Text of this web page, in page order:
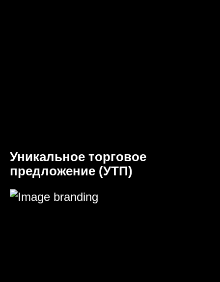
Уникальное торговое
предложение (УТП)